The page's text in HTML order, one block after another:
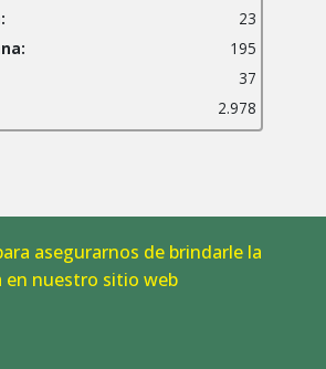
23
195
37
2.978
|Política de Cookies
Todos los derechos reservados.
asegurarnos de brindarle la
en nuestro sitio web